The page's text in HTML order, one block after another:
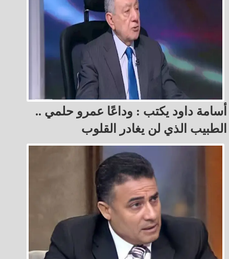
أسامة داود يكتب : وداعًا عمرو حلمي ..
الطبيب الذي لن يغادر القلوب